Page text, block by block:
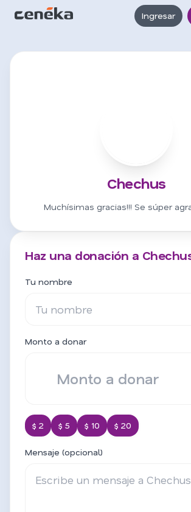
Ingresar
Chechus
Muchísimas gracias!!! Se súper
Haz una donación a
Tu nombre
Monto a donar
$ 2 $ 5 $ 10 $ 20
Mensaje (opcional)